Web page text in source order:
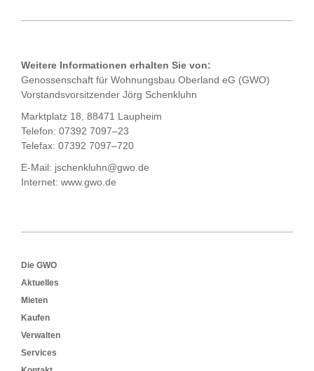
Weitere Informationen erhalten Sie von:
Genossenschaft für Wohnungsbau Oberland eG (GWO)
Vorstandsvorsitzender Jörg Schenkluhn
Marktplatz 18, 88471 Laupheim
Telefon: 07392 7097–23
Telefax: 07392 7097–720
E-Mail: jschenkluhn@gwo.de
Internet: www.gwo.de
Die GWO
Aktuelles
Mieten
Kaufen
Verwalten
Services